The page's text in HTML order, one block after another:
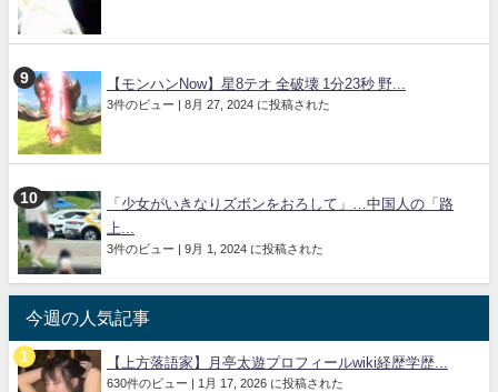
【モンハンNow】星8テオ 全破壊 1分23秒 野...
3件のビュー 8月 27, 2024 に投稿された
「少女がいきなりズボンをおろして」…中国人の「路
上...
3件のビュー 9月 1, 2024 に投稿された
今週の人気記事
【上方落語家】月亭太遊プロフィールwiki経歴学歴...
630件のビュー 1月 17, 2026 に投稿された